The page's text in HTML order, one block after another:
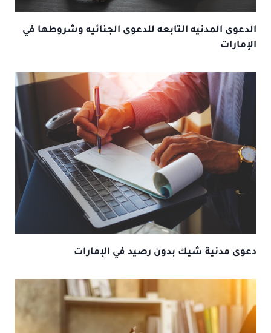
الدعوى المدنيه التابعه للدعوى الجنائيه وشروطها في
الإمارات
دعوى مدنية شيك بدون رصيد في الإمارات